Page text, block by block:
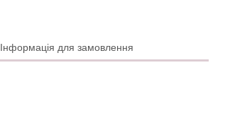
Інформація для замовлення